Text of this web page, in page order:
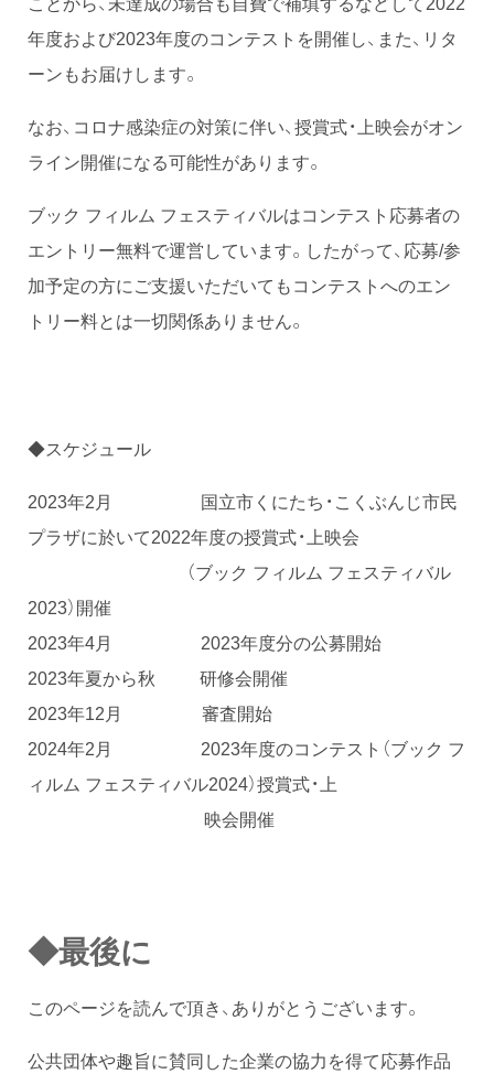
年度および2023年度のコンテストを開催し、また、リタ
ーンもお届けします。
なお、コロナ感染症の対策に伴い、授賞式・上映会がオン
ライン開催になる可能性があります。
ブック フィルム フェスティバルはコンテスト応募者の
エントリー無料で運営しています。したがって、応募/参
加予定の方にご支援いただいてもコンテストへのエン
トリー料とは一切関係ありません。
◆スケジュール
2023年2月 国立市くにたち・こくぶんじ市民
プラザに於いて2022年度の授賞式・上映会
（ブック フィルム フェスティバル
2023）開催
2023年4月 2023年度分の公募開始
2023年夏から秋 研修会開催
2023年12月 審査開始
2024年2月 2023年度のコンテスト（ブック フ
ィルム フェスティバル2024）授賞式・上
映会開催
◆最後に
このページを読んで頂き、ありがとうございます。
公共団体や趣旨に賛同した企業の協力を得て応募作品